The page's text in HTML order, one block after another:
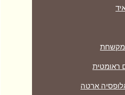
מקשחת
ראומטית
ארטה